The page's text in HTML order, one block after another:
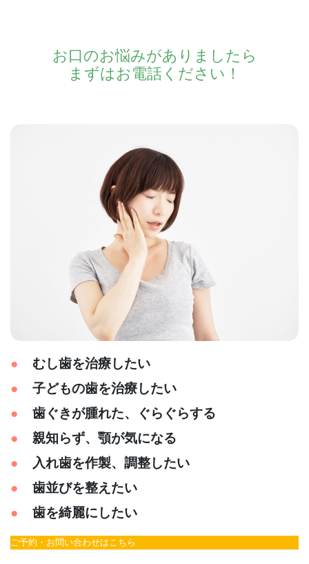
お口のお悩みがありましたら
まずはお電話ください！
むし歯を治療したい
子どもの歯を治療したい
歯ぐきが腫れた、ぐらぐらする
親知らず、顎が気になる
入れ歯を作製、調整したい
歯並びを整えたい
歯を綺麗にしたい
ご予約・お問い合わせはこちら